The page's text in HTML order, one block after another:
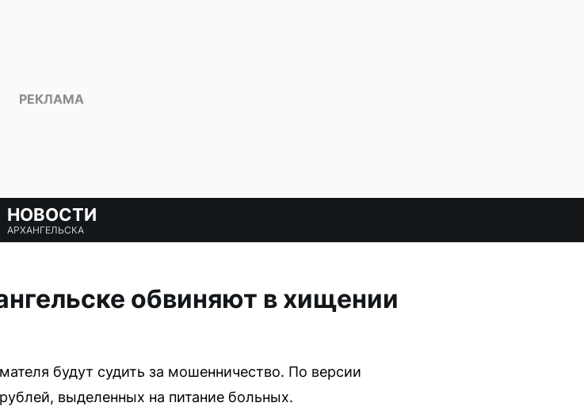
НОВОСТИ
АРХАНГЕЛЬСКА
обвиняют в хищении
будут судить за мошенничество. По версии
выделенных на питание больных.